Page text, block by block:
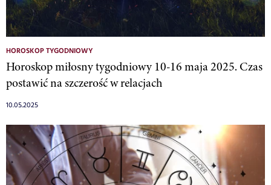
HOROSKOP TYGODNIOWY
Horoskop miłosny tygodniowy 10-16 maja 2025. Czas
postawić na szczerość w relacjach
10.05.2025